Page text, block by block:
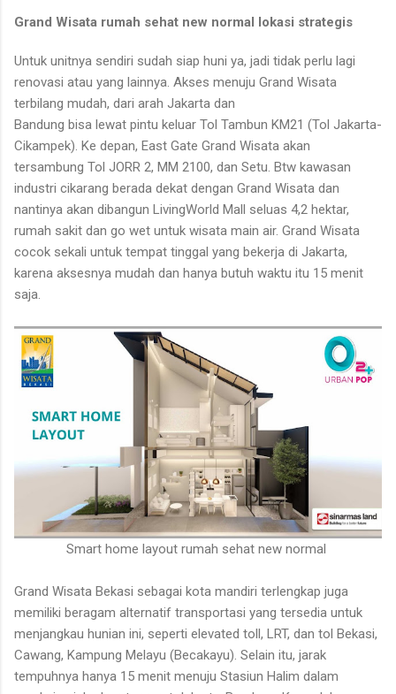
Grand Wisata rumah sehat new normal lokasi strategis
Untuk unitnya sendiri sudah siap huni ya, jadi tidak perlu lagi
renovasi atau yang lainnya. Akses menuju Grand Wisata
terbilang mudah, dari arah Jakarta dan
Bandung bisa lewat pintu keluar Tol Tambun KM21 (Tol Jakarta-
Cikampek). Ke depan, East Gate Grand Wisata akan
tersambung Tol JORR 2, MM 2100, dan Setu. Btw kawasan
industri cikarang berada dekat dengan Grand Wisata dan
nantinya akan dibangun LivingWorld Mall seluas 4,2 hektar,
rumah sakit dan go wet untuk wisata main air. Grand Wisata
cocok sekali untuk tempat tinggal yang bekerja di Jakarta,
karena aksesnya mudah dan hanya butuh waktu itu 15 menit
saja.
Smart home layout rumah sehat new normal
Grand Wisata Bekasi sebagai kota mandiri terlengkap juga
memiliki beragam alternatif transportasi yang tersedia untuk
menjangkau hunian ini, seperti elevated toll, LRT, dan tol Bekasi,
Cawang, Kampung Melayu (Becakayu). Selain itu, jarak
tempuhnya hanya 15 menit menuju Stasiun Halim dalam